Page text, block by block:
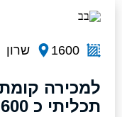
1600 שרון
למכירה
תכליתי כ 1,600 מר בשרון